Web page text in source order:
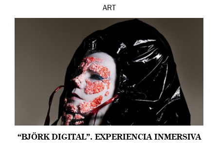
ART
“BJÖRK DIGITAL”. EXPERIENCIA INMERSIVA